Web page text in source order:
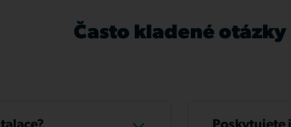
Často kladené otázky